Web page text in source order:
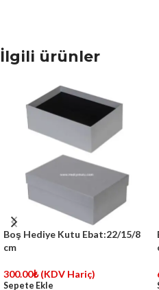
İlgili ürünler
Boş Hediye Kutu Ebat:22/15/8
cm
300.00₺ (KDV Hariç)
Sepete Ekle